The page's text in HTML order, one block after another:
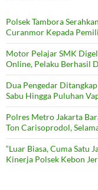
Polsek Tambora
Curanmor Kepada
Motor Pelajar SMK
Online, Pelaku Berhasil
Dua Pengedar
Sabu Hingga Puluhan
Polres Metro Jakarta
Ton Carisoprodol,
“Luar Biasa, Cuma Satu
Kinerja Polsek Kebon